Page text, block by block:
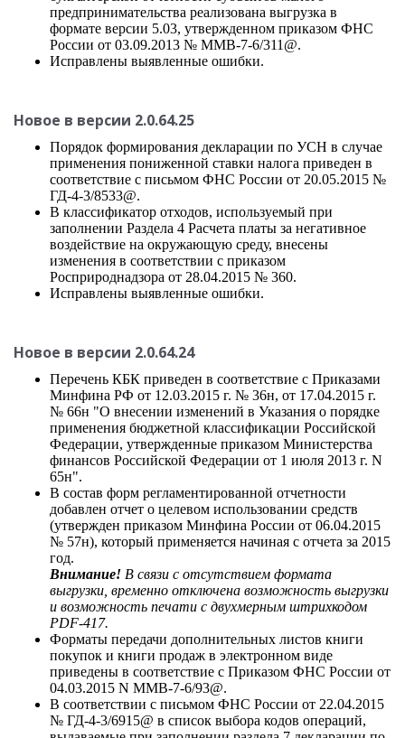
предпринимательства реализована выгрузка в
формате версии 5.03, утвержденном приказом ФНС
России от 03.09.2013 № ММВ-7-6/311@.
Исправлены выявленные ошибки.
Новое в версии 2.0.64.25
Порядок формирования декларации по УСН в случае
применения пониженной ставки налога приведен в
соответствие с письмом ФНС России от 20.05.2015 №
ГД-4-3/8533@.
В классификатор отходов, используемый при
заполнении Раздела 4 Расчета платы за негативное
воздействие на окружающую среду, внесены
изменения в соответствии с приказом
Росприроднадзора от 28.04.2015 № 360.
Исправлены выявленные ошибки.
Новое в версии 2.0.64.24
Перечень КБК приведен в соответствие с Приказами
Минфина РФ от 12.03.2015 г. № 36н, от 17.04.2015 г.
№ 66н "О внесении изменений в Указания о порядке
применения бюджетной классификации Российской
Федерации, утвержденные приказом Министерства
финансов Российской Федерации от 1 июля 2013 г. N
65н".
В состав форм регламентированной отчетности
добавлен отчет о целевом использовании средств
(утвержден приказом Минфина России от 06.04.2015
№ 57н), который применяется начиная с отчета за 2015
год.
Внимание! В связи с отсутствием формата
выгрузки, временно отключена возможность выгрузки
и возможность печати с двухмерным штрихкодом
PDF-417.
Форматы передачи дополнительных листов книги
покупок и книги продаж в электронном виде
приведены в соответствие с Приказом ФНС России от
04.03.2015 N ММВ-7-6/93@.
В соответствии с письмом ФНС России от 22.04.2015
№ ГД-4-3/6915@ в список выбора кодов операций,